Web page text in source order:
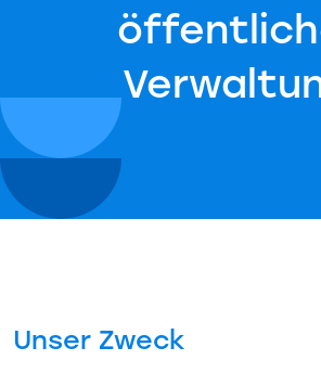
Unser Zweck